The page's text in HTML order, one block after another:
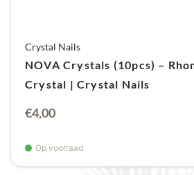
Crystal Nails
NOVA Crystals (10pcs) –
Crystal | Crystal Nails
€4,00
Op voorraad